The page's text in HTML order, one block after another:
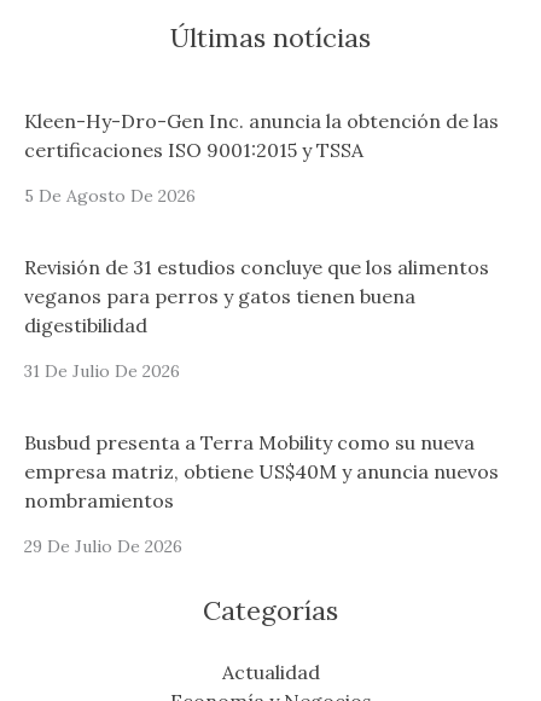
Últimas notícias
Kleen-Hy-Dro-Gen Inc. anuncia la obtención de las
certificaciones ISO 9001:2015 y TSSA
5 De Agosto De 2026
Revisión de 31 estudios concluye que los alimentos
veganos para perros y gatos tienen buena
digestibilidad
31 De Julio De 2026
Busbud presenta a Terra Mobility como su nueva
empresa matriz, obtiene US$40M y anuncia nuevos
nombramientos
29 De Julio De 2026
Categorías
Actualidad